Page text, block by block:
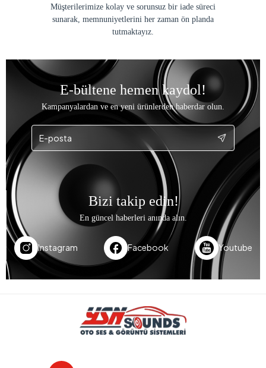
Müşterilerimize kolay ve sorunsuz bir iade süreci
sunarak, memnuniyetlerini her zaman ön planda
tutmaktayız.
E-bültene hemen kaydol!
Kampanyalardan ve en yeni ürünlerden haberdar olun.
Bizi takip edin!
En güncel haberleri anında alın.
Instagram Facebook Youtube